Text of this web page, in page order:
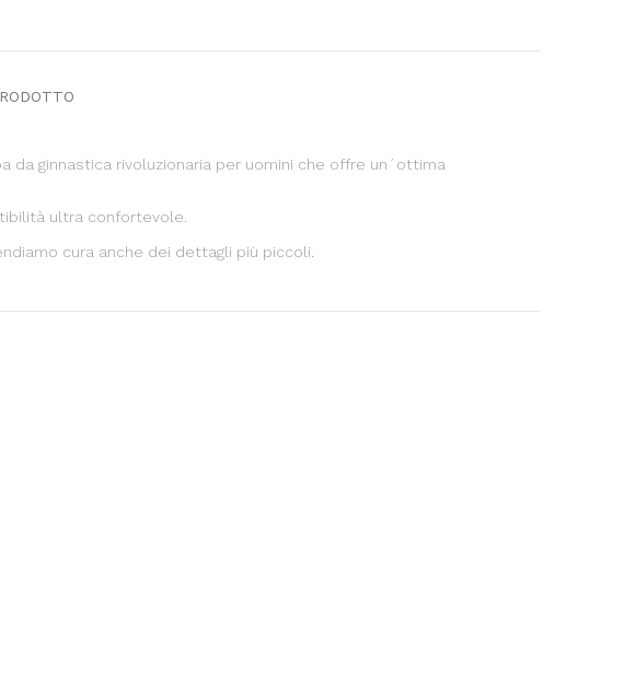
da ginnastica rivoluzionaria per uomini che offre un´ottima
ultra confortevole.
cura anche dei dettagli più piccoli.